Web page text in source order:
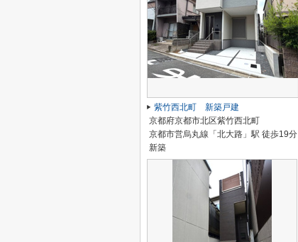
紫竹西北町 新築戸建
京都府京都市北区紫竹西北町
京都市営烏丸線「北大路」駅 徒歩19分
新築